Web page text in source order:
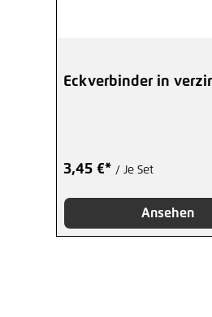
Eckverbinder in
3,45 €* / Je Set
Ansehen